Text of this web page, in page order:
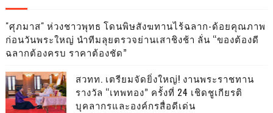
"ศุภมาส" ห่วงชาวพุทธ โดนพิษสังฆทานไร้ฉลาก-ด้อยคุณภาพ
ก่อนวันพระใหญ่ นำทีมลุยตรวจย่านเสาชิงช้า ลั่น “ของต้องดี
ฉลากต้องครบ ราคาต้องชัด”
สวทท. เตรียมจัดยิ่งใหญ่! งานพระราชทาน
รางวัล “เทพทอง” ครั้งที่ 24 เชิดชูเกียรติ
บุคลากรและองค์กรสื่อดีเด่น